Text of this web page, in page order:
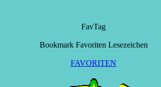
FavTag
Bookmark Favoriten Lesezeichen
FAVORITEN